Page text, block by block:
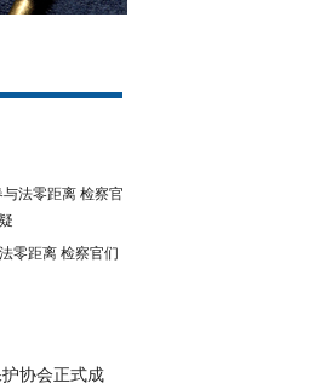
零距离 检察官们
协会正式成